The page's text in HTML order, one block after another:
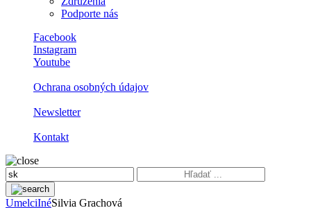
Podporte nás
Facebook
Instagram
Youtube
Ochrana osobných údajov
Newsletter
Kontakt
UmelciInéSilvia Grachová